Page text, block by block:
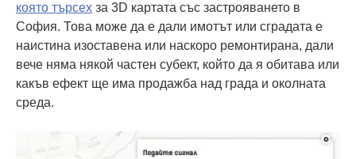
която търсех за 3D картата със застрояването в
София. Това може да е дали имотът или сградата е
наистина изоставена или наскоро ремонтирана, дали
вече няма някой частен субект, който да я обитава или
какъв ефект ще има продажба над града и околната
среда.